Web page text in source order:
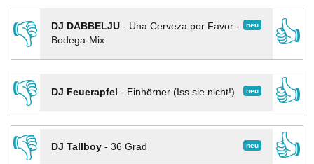
👎
neu
DJ DABBELJU- Una Cerveza por Favor -
Bodega-Mix
👍
👎
neu
DJ Feuerapfel - Einhörner (Iss sie nicht!)
👍
👎
neu
DJ Tallboy- 36 Grad
👍